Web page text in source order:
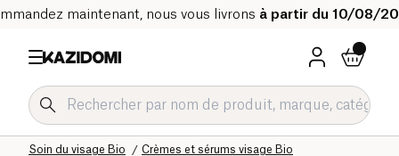
maintenant, nous vous livrons à partir du 10/08/
Crèmes et sérums visage Bio
Soin du visage Bio
Hygiène & Beauté
Notre catalogue bio
Accueil